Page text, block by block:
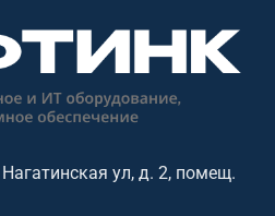
ул, д. 2, помещ.